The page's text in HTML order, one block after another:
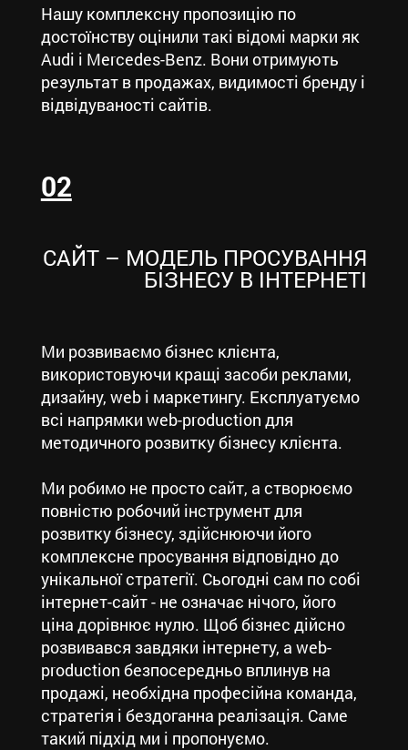
Нашу комплексну пропозицію по
достоїнству оцінили такі відомі марки як
Audi і Mercedes-Benz. Вони отримують
результат в продажах, видимості бренду і
відвідуваності сайтів.
02
САЙТ – МОДЕЛЬ ПРОСУВАННЯ
БІЗНЕСУ В ІНТЕРНЕТІ
Ми розвиваємо бізнес клієнта,
використовуючи кращі засоби реклами,
дизайну, web і маркетингу. Експлуатуємо
всі напрямки web-production для
методичного розвитку бізнесу клієнта.
Ми робимо не просто сайт, а створюємо
повністю робочий інструмент для
розвитку бізнесу, здійснюючи його
комплексне просування відповідно до
унікальної стратегії. Сьогодні сам по собі
інтернет-сайт - не означає нічого, його
ціна дорівнює нулю. Щоб бізнес дійсно
розвивався завдяки інтернету, а web-
production безпосередньо вплинув на
продажі, необхідна професійна команда,
стратегія і бездоганна реалізація. Саме
такий підхід ми і пропонуємо.